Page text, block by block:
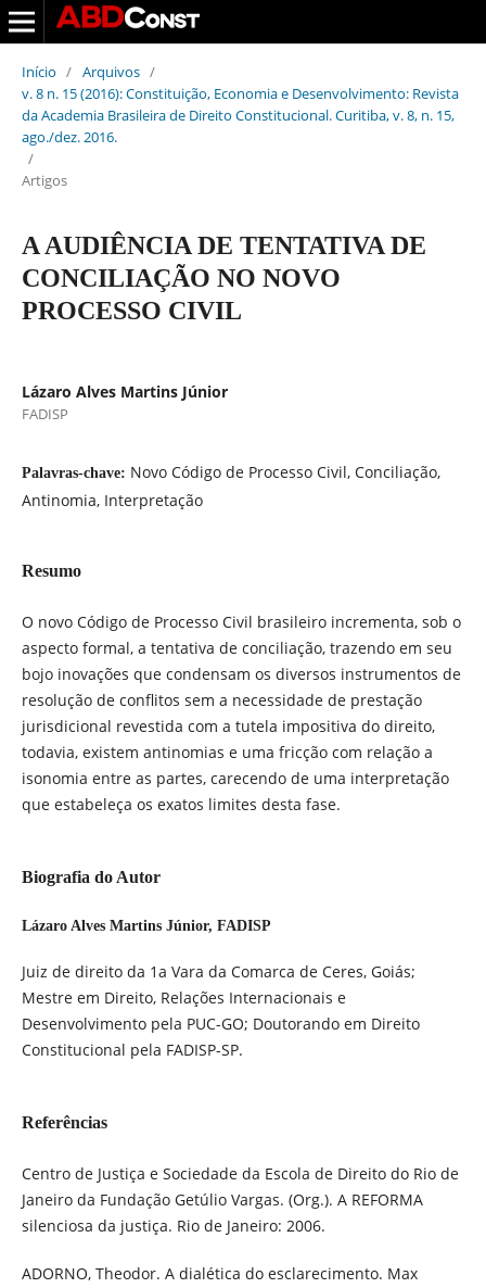
Início / Arquivos /
v. 8 n. 15 (2016): Constituição, Economia e Desenvolvimento: Revista
da Academia Brasileira de Direito Constitucional. Curitiba, v. 8, n. 15,
ago./dez. 2016.
/
Artigos
A AUDIÊNCIA DE TENTATIVA DE
CONCILIAÇÃO NO NOVO
PROCESSO CIVIL
Lázaro Alves Martins Júnior
FADISP
Palavras-chave: Novo Código de Processo Civil, Conciliação,
Antinomia, Interpretação
Resumo
O novo Código de Processo Civil brasileiro incrementa, sob o
aspecto formal, a tentativa de conciliação, trazendo em seu
bojo inovações que condensam os diversos instrumentos de
resolução de conflitos sem a necessidade de prestação
jurisdicional revestida com a tutela impositiva do direito,
todavia, existem antinomias e uma fricção com relação a
isonomia entre as partes, carecendo de uma interpretação
que estabeleça os exatos limites desta fase.
Biografia do Autor
Lázaro Alves Martins Júnior, FADISP
Juiz de direito da 1a Vara da Comarca de Ceres, Goiás;
Mestre em Direito, Relações Internacionais e
Desenvolvimento pela PUC-GO; Doutorando em Direito
Constitucional pela FADISP-SP.
Referências
Centro de Justiça e Sociedade da Escola de Direito do Rio de
Janeiro da Fundação Getúlio Vargas. (Org.). A REFORMA
silenciosa da justiça. Rio de Janeiro: 2006.
ADORNO, Theodor. A dialética do esclarecimento. Max